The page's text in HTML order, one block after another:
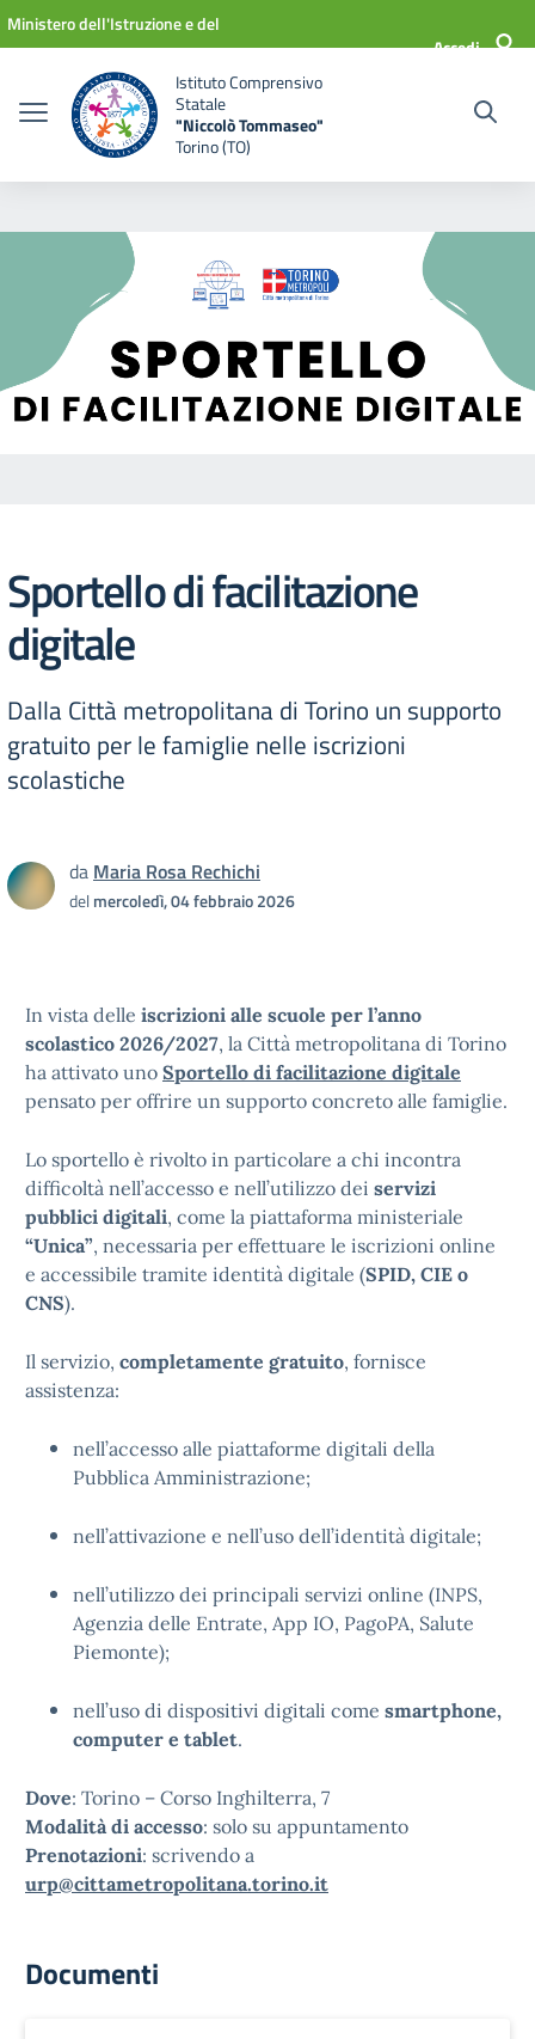
Vai ai contenuti
Vai al menu di navigazione
Vai al footer
Ministero dell'Istruzione e del
Accedi
Istituto Comprensivo
Statale
"Niccolò Tommaseo"
Torino (TO)
Sportello di facilitazione
digitale
Dalla Città metropolitana di Torino un supporto
gratuito per le famiglie nelle iscrizioni
scolastiche
da Maria Rosa Rechichi
delmercoledì, 04 febbraio 2026
In vista delle iscrizioni alle scuole per l’anno
scolastico 2026/2027, la Città metropolitana di Torino
ha attivato uno Sportello di facilitazione digitale
pensato per offrire un supporto concreto alle famiglie.
Lo sportello è rivolto in particolare a chi incontra
difficoltà nell’accesso e nell’utilizzo dei servizi
pubblici digitali, come la piattaforma ministeriale
“Unica”, necessaria per effettuare le iscrizioni online
e accessibile tramite identità digitale (SPID, CIE o
CNS).
Il servizio, completamente gratuito, fornisce
assistenza:
nell’accesso alle piattaforme digitali della
Pubblica Amministrazione;
nell’attivazione e nell’uso dell’identità digitale;
nell’utilizzo dei principali servizi online (INPS,
Agenzia delle Entrate, App IO, PagoPA, Salute
Piemonte);
nell’uso di dispositivi digitali come smartphone,
computer e tablet.
Dove: Torino – Corso Inghilterra, 7
Modalità di accesso: solo su appuntamento
Prenotazioni: scrivendo a
urp@cittametropolitana.torino.it
Documenti